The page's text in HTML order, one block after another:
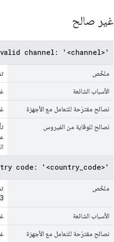
غير صالح
channel: '<channel>'
ملخّص
الأسباب الشائعة
نصائح مقترَحة للتعامل مع الأجهزة
نصائح للوقاية من الفيروس
code: '<country_code>'
ملخّص
الأسباب الشائعة
نصائح مقترَحة للتعامل مع الأجهزة